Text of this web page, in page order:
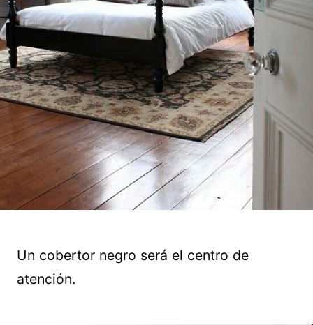
Un cobertor negro será el centro de
atención.